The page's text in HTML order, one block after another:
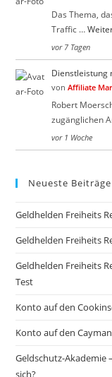
Das Thema,
Traffic …
vor 7 Tagen
Dienstleistung
vonAffiliate
Robert
zugänglichen
vor 1 Woche
Neueste Beiträge
Geldhelden Freiheits
Geldhelden Freiheits
Geldhelden Freiheits
Test
Konto auf den
Konto auf den
Geldschutz-Akademie
sich?